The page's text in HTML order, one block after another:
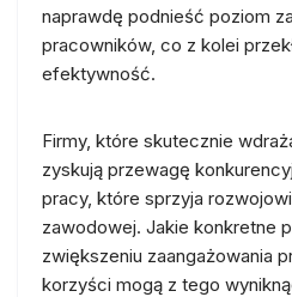
naprawdę podnieść poziom
pracowników, co z kolei
efektywność.
Firmy, które skutecznie
zyskują przewagę
pracy, które sprzyja
zawodowej. Jakie konkretne
zwiększeniu zaangażowania
korzyści mogą z tego